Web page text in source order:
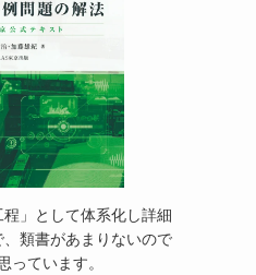
」として体系化し詳細
類書があまりないので
っています。